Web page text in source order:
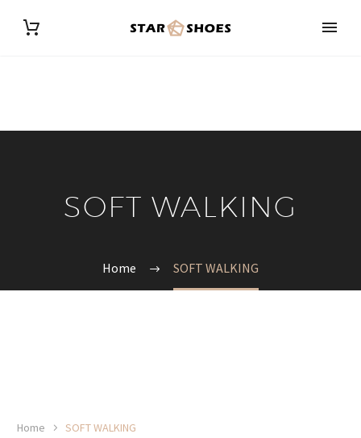
SOFT WALKING
Home SOFT WALKING
Home SOFT WALKING